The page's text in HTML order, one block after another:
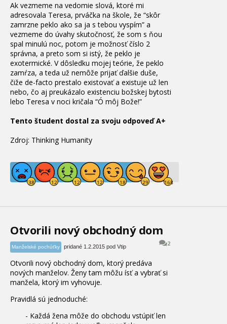
Ak vezmeme na vedomie slová, ktoré mi
adresovala Teresa, prváčka na škole, že “skôr
zamrzne peklo ako sa ja s tebou vyspím” a
vezmeme do úvahy skutočnosť, že som s ňou
spal minulú noc, potom je možnosť číslo 2
správna, a preto som si istý, že peklo je
exotermické. V dôsledku mojej teórie, že peklo
zamŕza, a teda už nemôže prijať ďalšie duše,
čiže de-facto prestalo existovať a existuje už len
nebo, čo aj preukázalo existenciu božskej bytosti
lebo Teresa v noci kričala “Ó môj Bože!”
Tento študent dostal za svoju odpoveď A+
Zdroj: Thinking Humanity
Otvorili nový obchodný dom
2
Manželské pochúťky pridané 1.2.2015 pod Vtip
Otvorili nový obchodný dom, ktorý predáva
nových manželov. Ženy tam môžu ísť a vybrať si
manžela, ktorý im vyhovuje.
Pravidlá sú jednoduché:
- Každá žena môže do obchodu vstúpiť len